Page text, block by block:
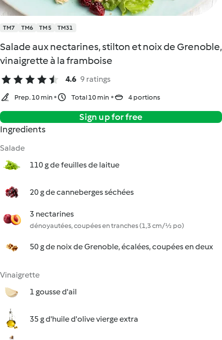
TM7 TM6 TM5 TM31
Salade aux nectarines, stilton et noix de Grenoble,
vinaigrette à la framboise
4.6 9 ratings
Prep. 10 min Total 10 min 4 portions
Sign up for free
Ingredients
Salade
110 g de feuilles de laitue
20 g de canneberges séchées
3 nectarines
dénoyautées, coupées en tranches (1,3 cm/½ po)
50 g de noix de Grenoble, écalées, coupées en deux
Vinaigrette
1 gousse d'ail
35 g d'huile d'olive vierge extra